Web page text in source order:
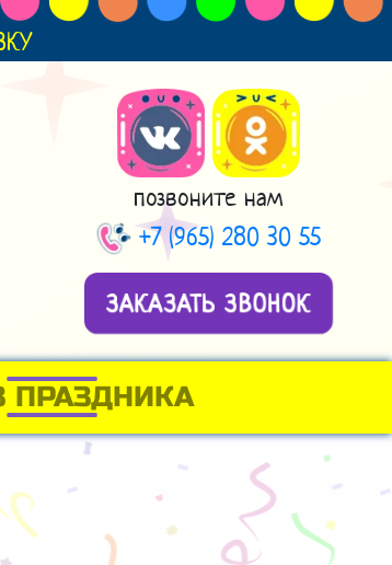
позвоните нам
+7 (965) 280 30 55
ЗАКАЗАТЬ ЗВОНОК
ПРАЗДНИКА